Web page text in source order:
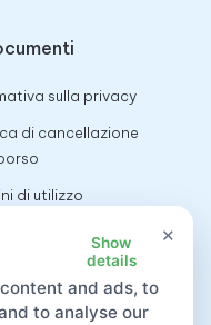
sulla privacy
di cancellazione
di utilizzo
×
Show
details
and ads, to
to analyse our